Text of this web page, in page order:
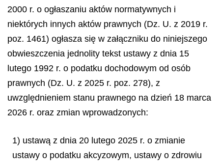
2000 r. o ogłaszaniu aktów normatywnych i
niektórych innych aktów prawnych (Dz. U. z 2019 r.
poz. 1461) ogłasza się w załączniku do niniejszego
obwieszczenia jednolity tekst ustawy z dnia 15
lutego 1992 r. o podatku dochodowym od osób
prawnych (Dz. U. z 2025 r. poz. 278), z
uwzględnieniem stanu prawnego na dzień 18 marca
2026 r. oraz zmian wprowadzonych:
1) ustawą z dnia 20 lutego 2025 r. o zmianie
ustawy o podatku akcyzowym, ustawy o zdrowiu